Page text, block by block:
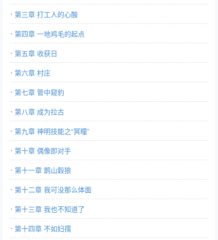
第三章 打工人的心酸
第四章 一地鸡毛的起点
第五章 收获日
第六章 村庄
第七章 管中窥豹
第八章 成为拉古
第九章 神明技能之“冥瞳”
第十章 偶像即对手
第十一章 鹊山穀狼
第十二章 我可没那么体面
第十三章 我也不知道了
第十四章 不如妇孺